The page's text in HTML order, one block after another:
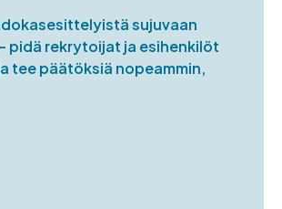
sujuvaan
pidä rekrytoijat ja esihenkilöt
tee päätöksiä nopeammin,